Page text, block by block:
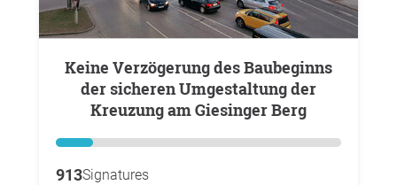
Keine Verzögerung des Baubeginns
der sicheren Umgestaltung der
Kreuzung am Giesinger Berg
913Signatures